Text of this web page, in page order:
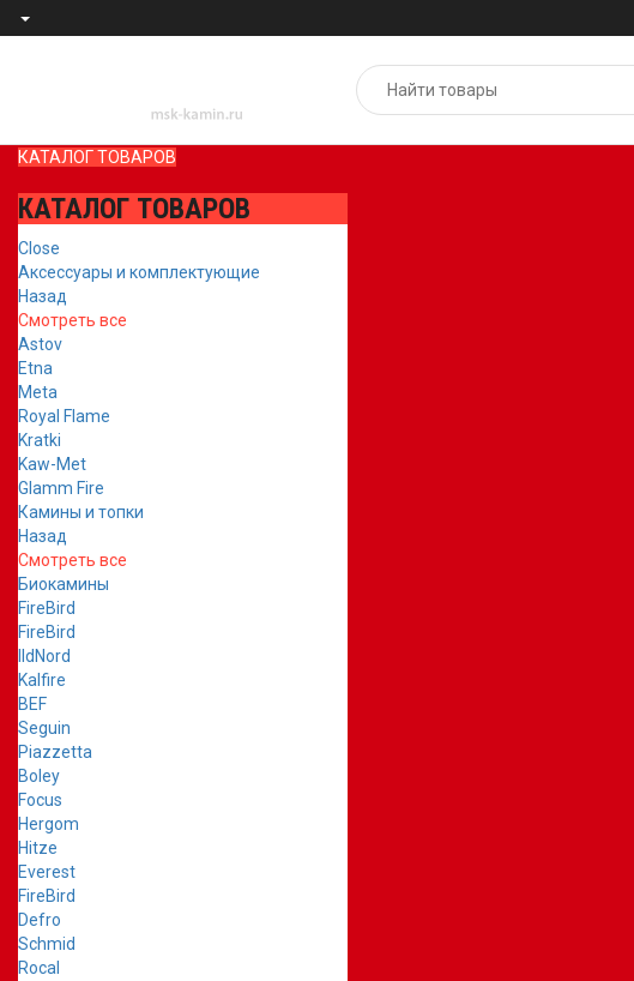
КАТАЛОГ ТОВАРОВ
КАТАЛОГ ТОВАРОВ
Close
Аксессуары и комплектующие
Назад
Смотреть все
Astov
Etna
Meta
Royal Flame
Kratki
Kaw-Met
Glamm Fire
Камины и топки
Назад
Смотреть все
Биокамины
FireBird
FireBird
IldNord
Kalfire
BEF
Seguin
Piazzetta
Boley
Focus
Hergom
Hitze
Everest
FireBird
Defro
Schmid
Rocal